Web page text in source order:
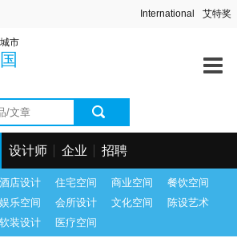
市
设计师 企业 招聘
酒店设计 住宅空间 商业空间
餐饮空间
娱乐空间 会所设计 文化空间
陈设艺术
软装设计 医疗空间